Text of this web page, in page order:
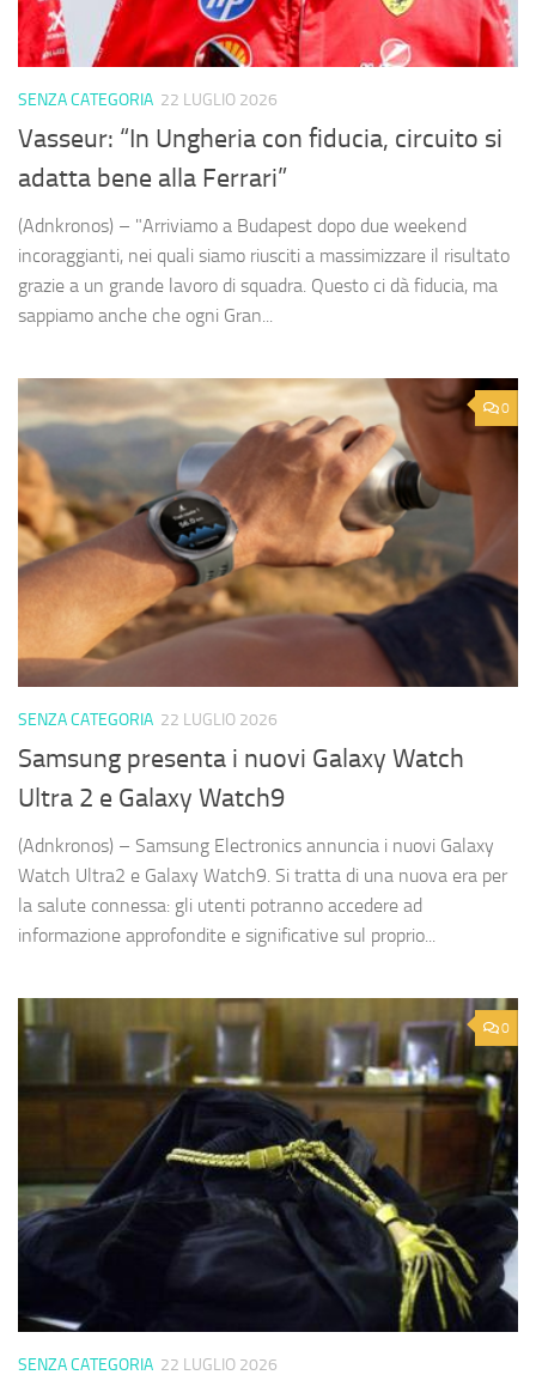
SENZA CATEGORIA 22 LUGLIO 2026
Vasseur: “In Ungheria con fiducia, circuito si
adatta bene alla Ferrari”
(Adnkronos) – "Arriviamo a Budapest dopo due weekend
incoraggianti, nei quali siamo riusciti a massimizzare il risultato
grazie a un grande lavoro di squadra. Questo ci dà fiducia, ma
sappiamo anche che ogni Gran...
0
SENZA CATEGORIA 22 LUGLIO 2026
Samsung presenta i nuovi Galaxy Watch
Ultra 2 e Galaxy Watch9
(Adnkronos) – Samsung Electronics annuncia i nuovi Galaxy
Watch Ultra2 e Galaxy Watch9. Si tratta di una nuova era per
la salute connessa: gli utenti potranno accedere ad
informazione approfondite e significative sul proprio...
0
SENZA CATEGORIA 22 LUGLIO 2026